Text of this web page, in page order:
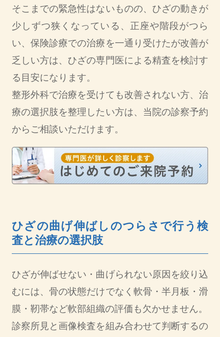
そこまでの緊急性はないものの、ひざの動きが
少しずつ狭くなっている、正座や階段がつら
い、保険診療での治療を一通り受けたが改善が
乏しい方は、ひざの専門医による精査を検討す
る目安になります。
整形外科で治療を受けても改善されない方、治
療の選択肢を整理したい方は、当院の診察予約
からご相談いただけます。
ひざの曲げ伸ばしのつらさで行う検
査と治療の選択肢
ひざが伸ばせない・曲げられない原因を絞り込
むには、骨の状態だけでなく軟骨・半月板・滑
膜・靭帯など軟部組織の評価も欠かせません。
診察所見と画像検査を組み合わせて判断するの